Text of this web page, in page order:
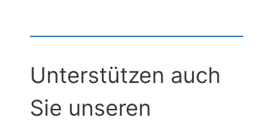
Unterstützen auch
Sie unseren